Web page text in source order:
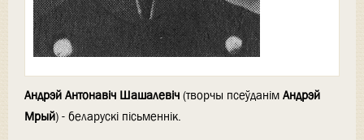
Андрэй Антонавіч Шашалевіч (творчы псеўданім Андрэй
Мрый) - беларускі пісьменнік.